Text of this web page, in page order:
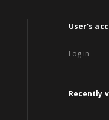
User's
Log in
Recently